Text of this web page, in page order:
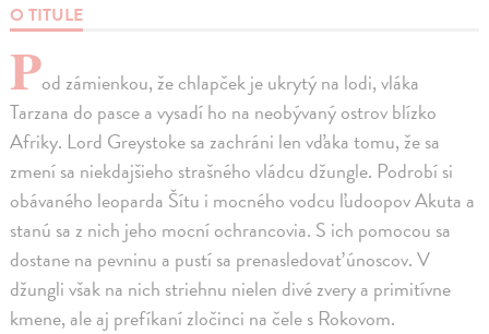
O TITULE
Pod zámienkou, že chlapček je ukrytý na lodi, vláka
Tarzana do pasce a vysadí ho na neobývaný ostrov blízko
Afriky. Lord Greystoke sa zachráni len vďaka tomu, že sa
zmení sa niekdajšieho strašného vládcu džungle. Podrobí si
obávaného leoparda Šítu i mocného vodcu ľudoopov Akuta a
stanú sa z nich jeho mocní ochrancovia. S ich pomocou sa
dostane na pevninu a pustí sa prenasledovať únoscov. V
džungli však na nich striehnu nielen divé zvery a primitívne
kmene, ale aj prefíkaní zločinci na čele s Rokovom.